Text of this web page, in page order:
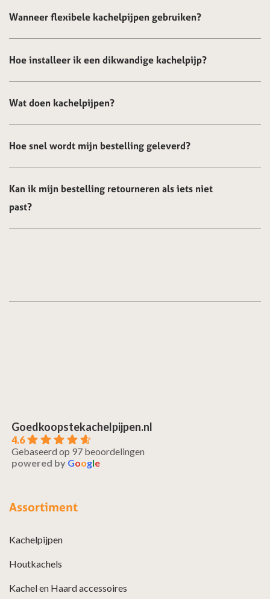
Wanneer flexibele kachelpijpen gebruiken?
Hoe installeer ik een dikwandige kachelpijp?
Wat doen kachelpijpen?
Hoe snel wordt mijn bestelling geleverd?
Kan ik mijn bestelling retourneren als iets niet
past?
Goedkoopstekachelpijpen.nl
4.6
Gebaseerd op 97 beoordelingen
powered by Google
Assortiment
Kachelpijpen
Houtkachels
Kachel en Haard accessoires